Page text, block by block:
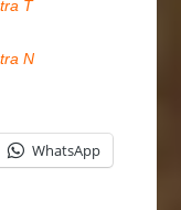
T
N
WhatsApp